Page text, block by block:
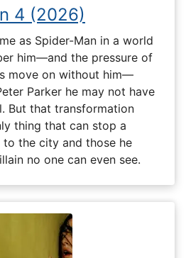
4 (2026)
as Spider-Man in a world
him—and the pressure of
move on without him—
Parker he may not have
But that transformation
thing that can stop a
the city and those he
no one can even see.